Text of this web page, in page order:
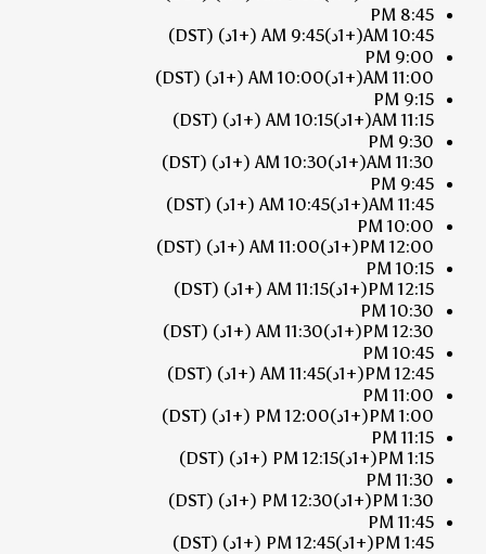
8:45 PM
10:45 AM
(+1د) 9:45 AM (+1د)
(DST)
9:00 PM
11:00 AM
(+1د) 10:00 AM (+1د)
(DST)
9:15 PM
11:15 AM
(+1د) 10:15 AM (+1د)
(DST)
9:30 PM
11:30 AM
(+1د) 10:30 AM (+1د)
(DST)
9:45 PM
11:45 AM
(+1د) 10:45 AM (+1د)
(DST)
10:00 PM
12:00 PM
(+1د) 11:00 AM (+1د)
(DST)
10:15 PM
12:15 PM
(+1د) 11:15 AM (+1د)
(DST)
10:30 PM
12:30 PM
(+1د) 11:30 AM (+1د)
(DST)
10:45 PM
12:45 PM
(+1د) 11:45 AM (+1د)
(DST)
11:00 PM
1:00 PM
(+1د) 12:00 PM (+1د)
(DST)
11:15 PM
1:15 PM
(+1د) 12:15 PM (+1د)
(DST)
11:30 PM
1:30 PM
(+1د) 12:30 PM (+1د)
(DST)
11:45 PM
1:45 PM
(+1د) 12:45 PM (+1د) (DST)